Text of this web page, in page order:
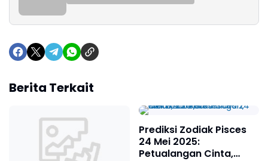
Berita Terkait
Prediksi Zodiak Pisces
24 Mei 2025:
Petualangan Cinta,